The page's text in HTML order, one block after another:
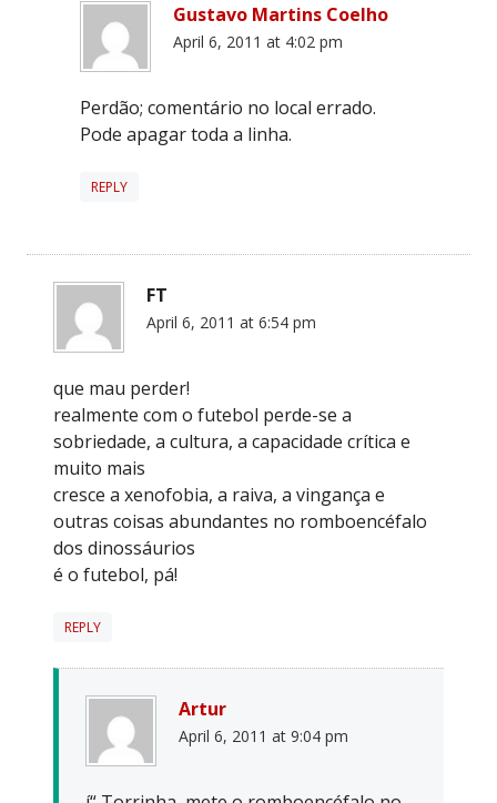
Gustavo Martins Coelho
April 6, 2011 at 4:02 pm
Perdão; comentário no local errado.
Pode apagar toda a linha.
REPLY
FT
April 6, 2011 at 6:54 pm
que mau perder!
realmente com o futebol perde-se a
sobriedade, a cultura, a capacidade crítica e
muito mais
cresce a xenofobia, a raiva, a vingança e
outras coisas abundantes no romboencéfalo
dos dinossáurios
é o futebol, pá!
REPLY
Artur
April 6, 2011 at 9:04 pm